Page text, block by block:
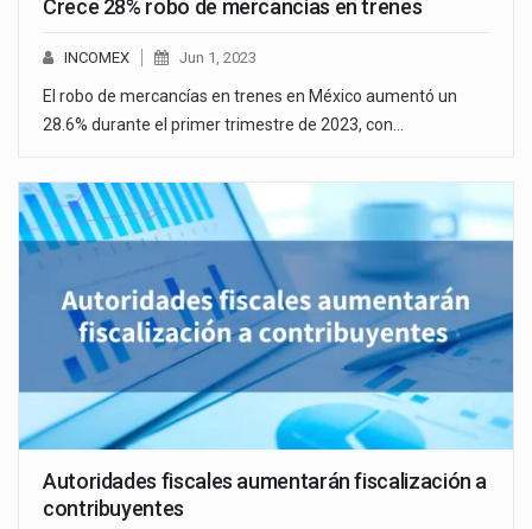
Crece 28% robo de mercancías en trenes
INCOMEX Jun 1, 2023
El robo de mercancías en trenes en México aumentó un
28.6% durante el primer trimestre de 2023, con…
Autoridades fiscales aumentarán fiscalización a
contribuyentes